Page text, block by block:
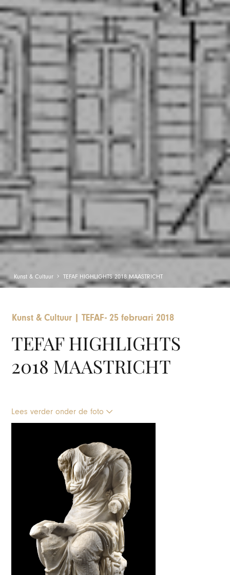
Kunst & Cultuur TEFAF HIGHLIGHTS 2018 MAASTRICHT
Kunst & Cultuur | TEFAF-25 februari 2018
TEFAF HIGHLIGHTS
2018 MAASTRICHT
Lees verder onder de foto